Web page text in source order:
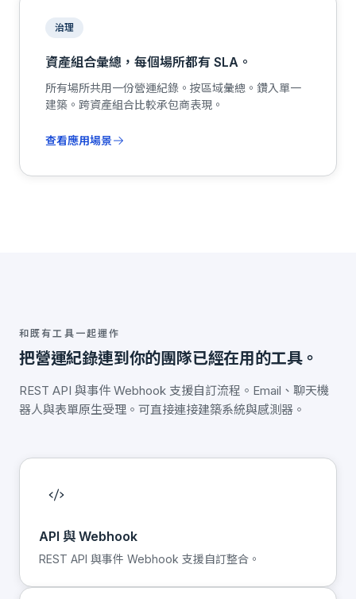
治理
資產組合彙總，每個場所都有 SLA。
所有場所共用一份營運紀錄。按區域彙總。鑽入單一
建築。跨資產組合比較承包商表現。
查看應用場景
和既有工具一起運作
把營運紀錄連到你的團隊已經在用的工具。
REST API 與事件 Webhook 支援自訂流程。Email、聊天機
器人與表單原生受理。可直接連接建築系統與感測器。
API 與 Webhook
REST API 與事件 Webhook 支援自訂整合。